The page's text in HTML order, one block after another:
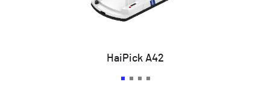
HaiPick A42